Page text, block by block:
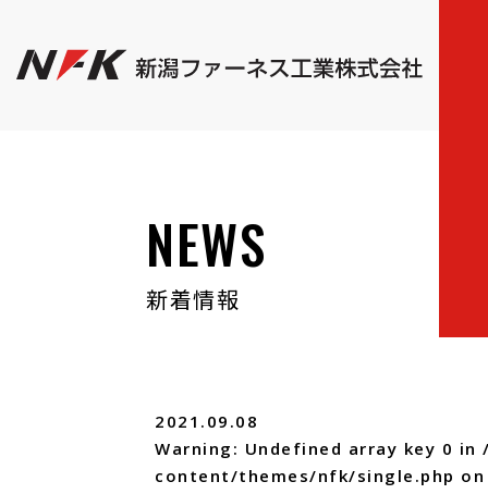
NEWS
新着情報
2021.09.08
Warning : Undefined array key 0 in
content/themes/nfk/single.php